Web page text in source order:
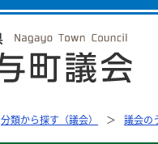
分類から探す（議会） 議会の